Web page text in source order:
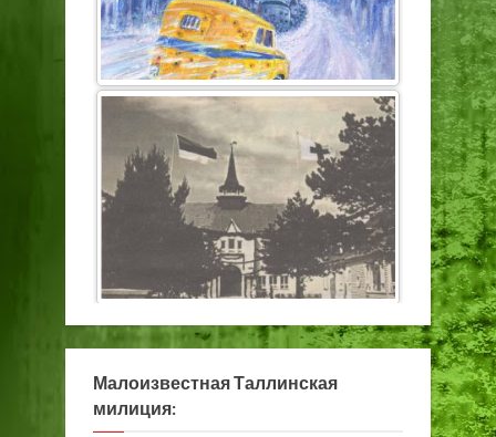
Малоизвестная Таллинская
милиция: